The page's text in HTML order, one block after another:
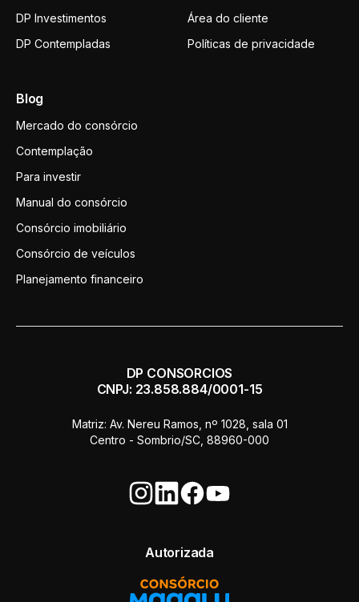
DP Investimentos
DP Contempladas
Área do cliente
Políticas de privacidade
Blog
Mercado do consórcio
Contemplação
Para investir
Manual do consórcio
Consórcio imobiliário
Consórcio de veículos
Planejamento financeiro
DP CONSORCIOS
CNPJ: 23.858.884/0001-15
Matriz: Av. Nereu Ramos, nº 1028, sala 01
Centro - Sombrio/SC, 88960-000
Autorizada